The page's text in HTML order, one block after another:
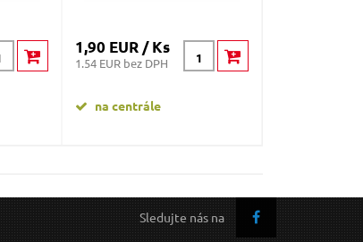
1,90 EUR / Ks
1.54 EUR bez DPH
na centrále
Sledujte nás na